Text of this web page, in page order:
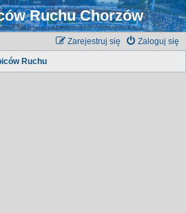
Ruchu Chorzów
Zaloguj się
Zarejestruj się
Ruchu